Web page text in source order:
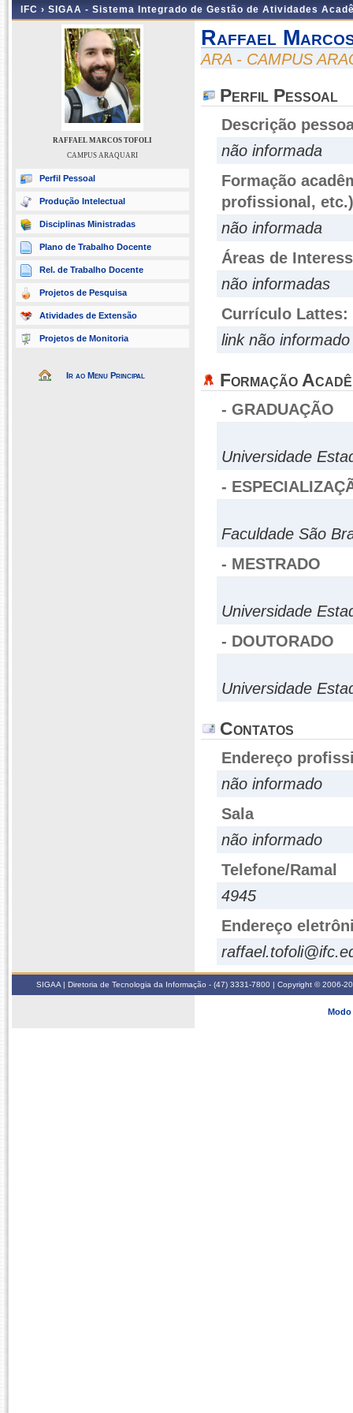
IFC › SIGAA - Sistema Integrado de Gestão de Atividades
RAFFAEL MARCOS TOFOLI
CAMPUS ARAQUARI
Perfil Pessoal
Produção Intelectual
Disciplinas Ministradas
Plano de Trabalho Docente
Rel. de Trabalho Docente
Projetos de Pesquisa
Atividades de Extensão
Projetos de Monitoria
Ir ao Menu Principal
Raffael
ARA - CAMPUS
Perfil Pessoal
Descrição
não informada
Formação
profissional, etc.)
não informada
Áreas de
não informadas
Currículo Lattes:
link não informado
Formação
- GRADUAÇÃO
Universidade
-
Faculdade São
- MESTRADO
Universidade
- DOUTORADO
Universidade
Contatos
Endereço
não informado
Sala
não informado
Telefone/Ramal
4945
Endereço
SIGAA | Diretoria de Tecnologia da Informação - (47) 3331-7800 | Copyright © 2006-
Modo